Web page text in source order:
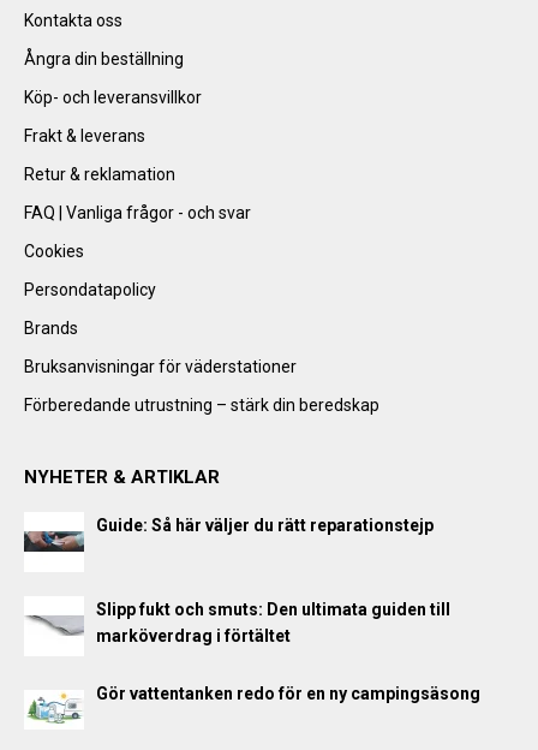
Kontakta oss
Ångra din beställning
Köp- och leveransvillkor
Frakt & leverans
Retur & reklamation
FAQ | Vanliga frågor - och svar
Cookies
Persondatapolicy
Brands
Bruksanvisningar för väderstationer
Förberedande utrustning – stärk din beredskap
NYHETER & ARTIKLAR
Guide: Så här väljer du rätt reparationstejp
Slipp fukt och smuts: Den ultimata guiden till
marköverdrag i förtältet
Gör vattentanken redo för en ny campingsäsong